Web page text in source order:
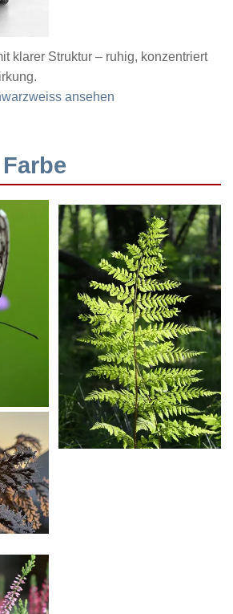
klarer Struktur – ruhig, konzentriert
ansehen